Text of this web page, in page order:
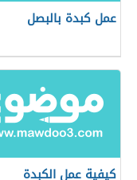
عمل كبدة بالبصل
كيفية عمل الكبدة